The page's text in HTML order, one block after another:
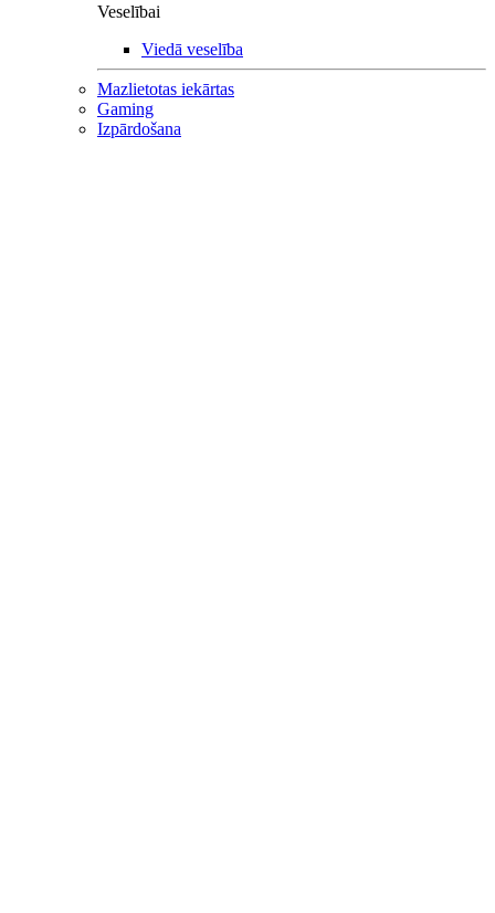
Veselībai
Viedā veselība
Mazlietotas iekārtas
Gaming
Izpārdošana